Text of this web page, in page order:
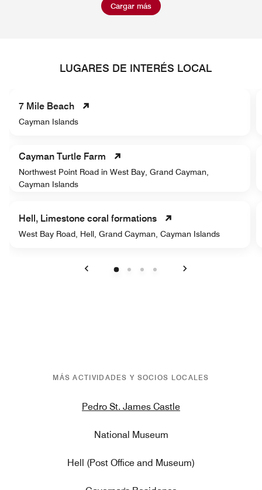
Cargar más
LUGARES DE INTERÉS LOCAL
7 Mile Beach
Cayman Islands
Cayman Turtle Farm
Northwest Point Road in West Bay, Grand Cayman,
Cayman Islands
Hell, Limestone coral formations
West Bay Road, Hell, Grand Cayman, Cayman Islands
MÁS ACTIVIDADES Y SOCIOS LOCALES
Pedro St. James Castle
National Museum
Hell (Post Office and Museum)